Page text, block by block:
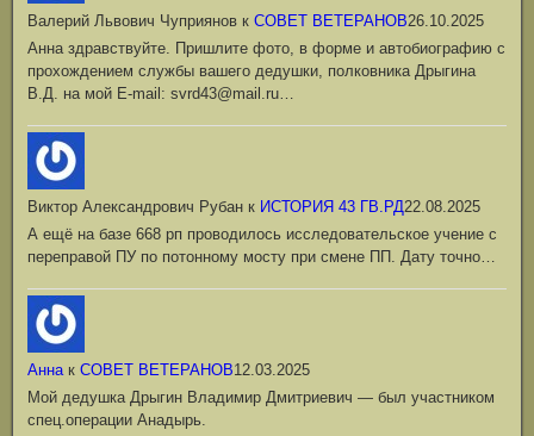
Валерий Львович Чуприянов к СОВЕТ ВЕТЕРАНОВ26.10.2025
Анна здравствуйте. Пришлите фото, в форме и автобиографию с
прохождением службы вашего дедушки, полковника Дрыгина
В.Д. на мой Е-mail: svrd43@mail.ru…
Виктор Александрович Рубан к ИСТОРИЯ 43 ГВ.РД22.08.2025
А ещё на базе 668 рп проводилось исследовательское учение с
переправой ПУ по потонному мосту при смене ПП. Дату точно…
Аннак СОВЕТ ВЕТЕРАНОВ12.03.2025
Мой дедушка Дрыгин Владимир Дмитриевич — был участником
спец.операции Анадырь.